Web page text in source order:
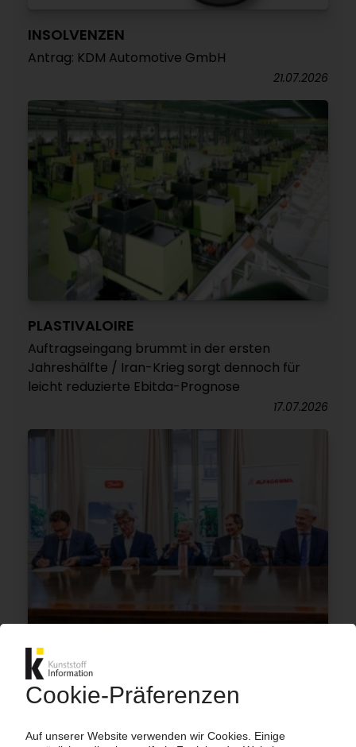
INSOLVENZEN
Antrag: KDM Automotive GmbH
21.07.2026
PLASTIVALOIRE
Auftragseingang brummt in der ersten
Jahreshälfte / Iran-Krieg sorgt dennoch für
leicht reduzierte Ebitda-Prognose
17.07.2026
ALFAGOMMA
Danfoss übernimmt den italienischen
Hydraulikschlauch-Wettbewerber